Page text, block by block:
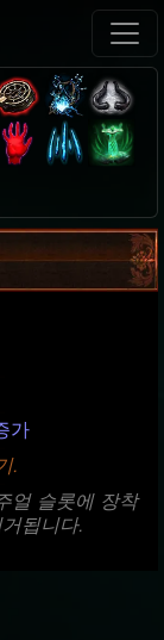
가
.
얼 슬롯에 장착
됩니다.